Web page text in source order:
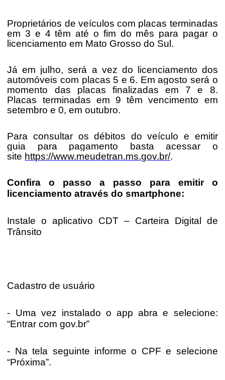
Proprietários de veículos com placas terminadas
em 3 e 4 têm até o fim do mês para pagar o
licenciamento em Mato Grosso do Sul.
Já em julho, será a vez do licenciamento dos
automóveis com placas 5 e 6. Em agosto será o
momento das placas finalizadas em 7 e 8.
Placas terminadas em 9 têm vencimento em
setembro e 0, em outubro.
Para consultar os débitos do veículo e emitir
guia para pagamento basta acessar o
site https://www.meudetran.ms.gov.br/.
Confira o passo a passo para emitir o
licenciamento através do smartphone:
Instale o aplicativo CDT – Carteira Digital de
Trânsito
Cadastro de usuário
- Uma vez instalado o app abra e selecione:
“Entrar com gov.br”
- Na tela seguinte informe o CPF e selecione
“Próxima”.